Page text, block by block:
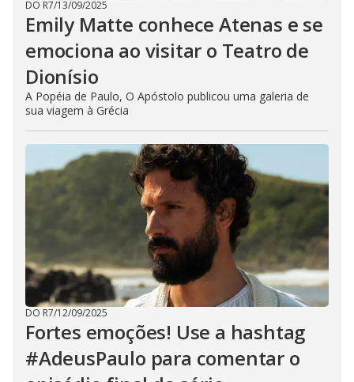
DO R7/13/09/2025
Emily Matte conhece Atenas e se
emociona ao visitar o Teatro de
Dionísio
A Popéia de Paulo, O Apóstolo publicou uma galeria de
sua viagem à Grécia
DO R7/12/09/2025
Fortes emoções! Use a hashtag
#AdeusPaulo para comentar o